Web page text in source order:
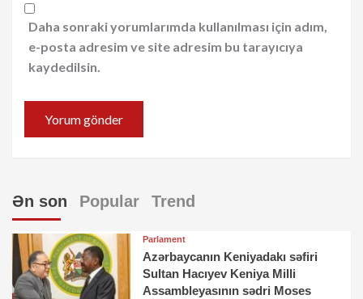
Daha sonraki yorumlarımda kullanılması için adım,
e-posta adresim ve site adresim bu tarayıcıya
kaydedilsin.
Ən son Popular Trend
Parlament
Azərbaycanın Keniyadakı səfiri
Sultan Hacıyev Keniya Milli
Assambleyasının sədri Moses